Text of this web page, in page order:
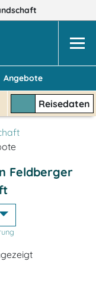
Angebote
Reisedaten
Feldberger